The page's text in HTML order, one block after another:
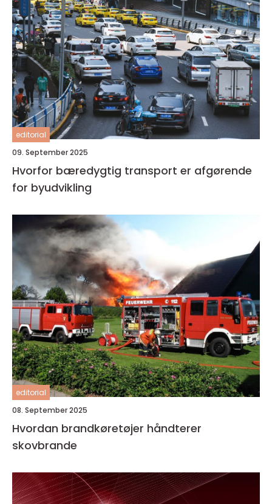
editorial
09. September 2025
Hvorfor bæredygtig transport er afgørende
for byudvikling
editorial
08. September 2025
Hvordan brandkøretøjer håndterer
skovbrande